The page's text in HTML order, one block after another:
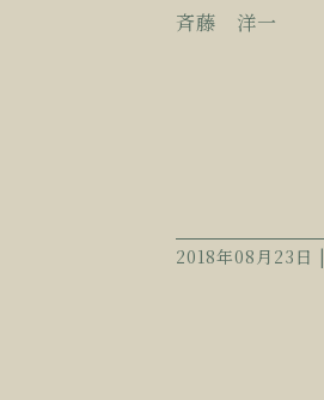
斉藤 洋一
2018年08月23日 |